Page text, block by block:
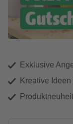
Exklusive
Kreative